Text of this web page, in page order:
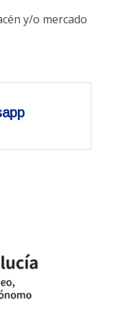
y/o mercado